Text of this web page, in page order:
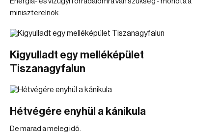
miniszterelnök.
Kigyulladt egy melléképület
Tiszanagyfalun
Hétvégére enyhül a kánikula
De marad a meleg idő.